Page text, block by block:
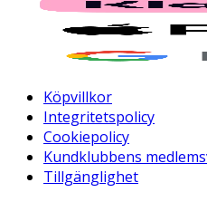
Köpvillkor
Integritetspolicy
Cookiepolicy
Kundklubbens
Tillgänglighet